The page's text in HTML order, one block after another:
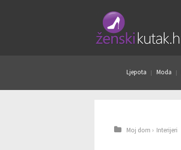
Ljepota Moda
Moj dom › Interijeri